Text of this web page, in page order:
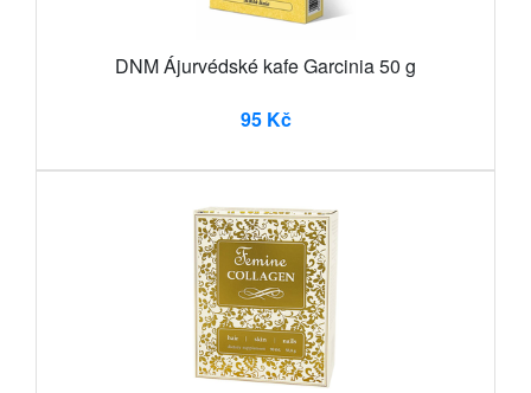
DNM Ájurvédské kafe Garcinia 50 g
95 Kč